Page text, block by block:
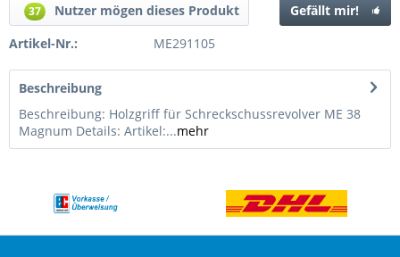
37 Nutzer mögen dieses Produkt
Gefällt mir!
Artikel-Nr.:
ME291105
Beschreibung
Beschreibung: Holzgriff für Schreckschussrevolver ME 38
Magnum Details: Artikel:...mehr